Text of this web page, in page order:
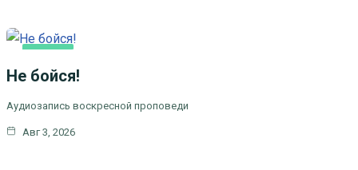
МЫ
Не бойся!
Аудиозапись воскресной проповеди
Авг 3, 2026